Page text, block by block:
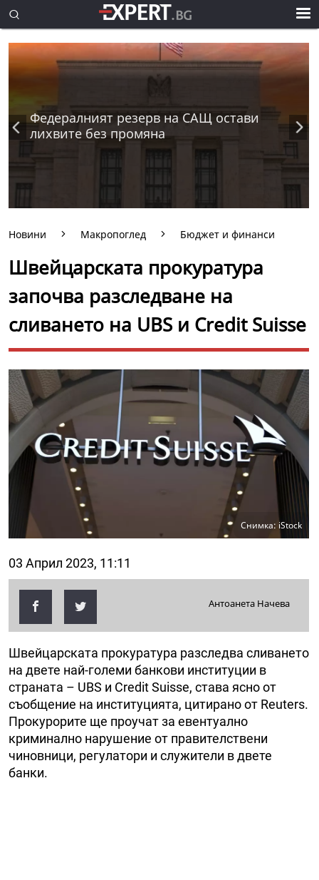
Федералният резерв на САЩ остави
лихвите без промяна
Новини Макропоглед Бюджет и финанси
Швейцарската прокуратура
започва разследване на
сливането на UBS и Credit Suisse
Снимка: iStock
03 Април 2023, 11:11
Антоанета Начева
Швейцарската прокуратура разследва сливането
на двете най-големи банкови институции в
страната – UBS и Credit Suisse, става ясно от
съобщение на институцията, цитирано от Reuters.
Прокурорите ще проучат за евентуално
криминално нарушение от правителствени
чиновници, регулатори и служители в двете
банки.